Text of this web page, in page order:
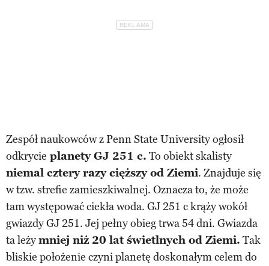
Zespół naukowców z Penn State University ogłosił
odkrycie planety GJ 251 c. To obiekt skalisty
niemal cztery razy cięższy od Ziemi. Znajduje się
w tzw. strefie zamieszkiwalnej. Oznacza to, że może
tam występować ciekła woda. GJ 251 c krąży wokół
gwiazdy GJ 251. Jej pełny obieg trwa 54 dni. Gwiazda
ta leżymniej niż 20 lat świetlnych od Ziemi. Tak
bliskie położenie czyni planetę doskonałym celem do